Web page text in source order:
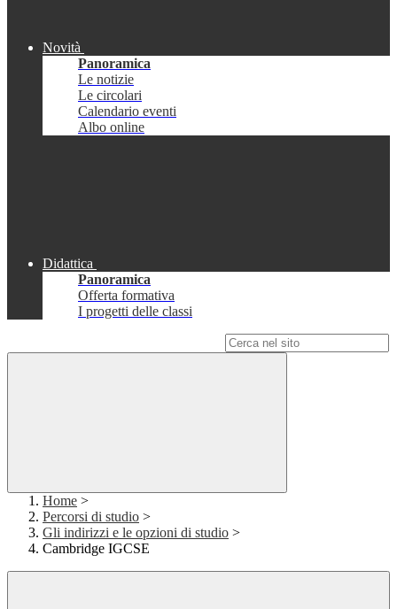
Novità
Panoramica
Le notizie
Le circolari
Calendario eventi
Albo online
Didattica
Panoramica
Offerta formativa
I progetti delle classi
Home >
Percorsi di studio >
Gli indirizzi e le opzioni di studio >
Cambridge IGCSE